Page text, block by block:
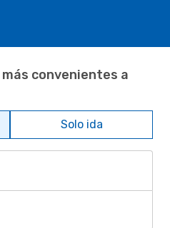
convenientes a
Solo ida